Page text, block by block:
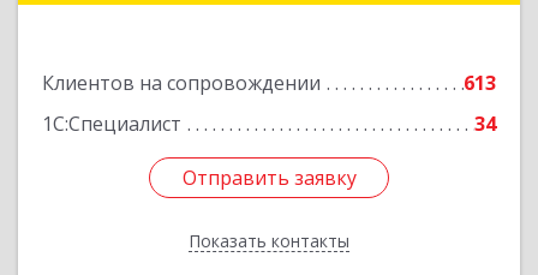
Клиентов на сопровождении
613
1С:Специалист
34
Отправить заявку
Показать контакты
Отправить заявку
Назад